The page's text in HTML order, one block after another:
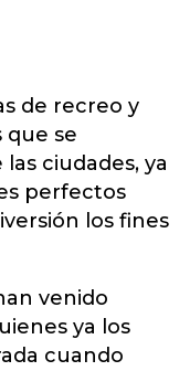
de recreo y
que se
ciudades, ya
perfectos
los fines
venido
ya los
cuando